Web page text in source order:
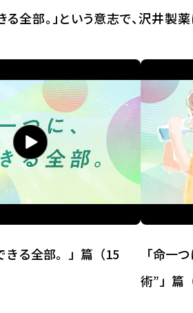
る全部。」という意志で、沢井製
きる全部。」篇（15
「命一
術”」篇